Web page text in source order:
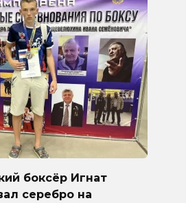
боксёр Игнат
серебро на